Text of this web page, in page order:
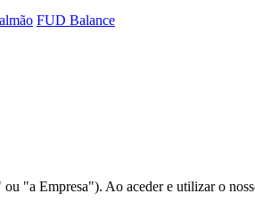
FUD Balance
"a Empresa"). Ao aceder e utilizar o